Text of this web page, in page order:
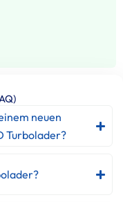
neuen
Turbolader?